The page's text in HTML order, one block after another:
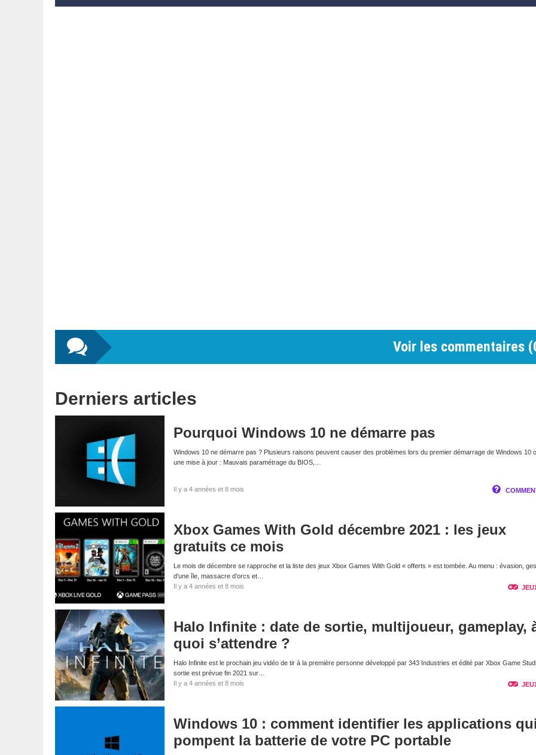
Voir les commentaires (
Derniers articles
Pourquoi Windows 10 ne démarre pas
Windows 10 ne démarre pas ? Plusieurs raisons peuvent causer des problèmes lors du premier démarrage de Windows 10
une mise à jour : Mauvais paramétrage du BIOS,…
Il y a 4 années et 8 mois
Xbox Games With Gold décembre 2021 : les jeux
gratuits ce mois
Le mois de décembre se rapproche et la liste des jeux Xbox Games With Gold « offerts » est tombée. Au menu : évasion,
d’une île, massacre d’orcs et…
Il y a 4 années et 8 mois
Halo Infinite : date de sortie, multijoueur, gameplay,
quoi s’attendre ?
Halo Infinite est le prochain jeu vidéo de tir à la première personne développé par 343 Industries et édité par Xbox Game
sortie est prévue fin 2021 sur…
Il y a 4 années et 8 mois
Windows 10 : comment identifier les applications qui
pompent la batterie de votre PC portable